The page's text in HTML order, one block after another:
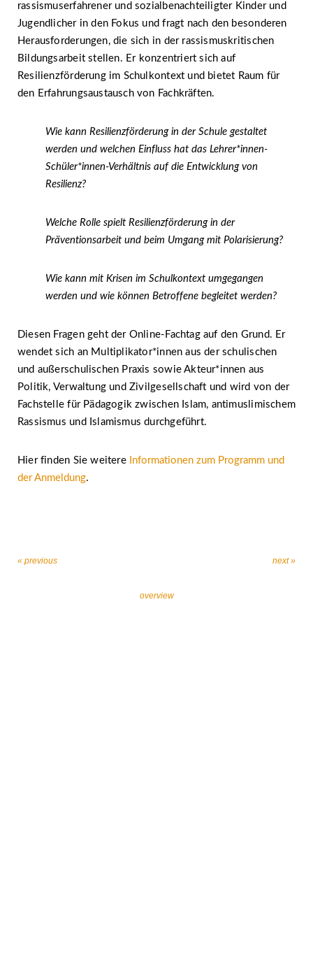
rassismuserfahrener und sozialbenachteiligter Kinder und
Jugendlicher in den Fokus und fragt nach den besonderen
Herausforderungen, die sich in der rassismuskritischen
Bildungsarbeit stellen. Er konzentriert sich auf
Resilienzförderung im Schulkontext und bietet Raum für
den Erfahrungsaustausch von Fachkräften.
Wie kann Resilienzförderung in der Schule gestaltet
werden und welchen Einfluss hat das Lehrer*innen-
Schüler*innen-Verhältnis auf die Entwicklung von
Resilienz?
Welche Rolle spielt Resilienzförderung in der
Präventionsarbeit und beim Umgang mit Polarisierung?
Wie kann mit Krisen im Schulkontext umgegangen
werden und wie können Betroffene begleitet werden?
Diesen Fragen geht der Online-Fachtag auf den Grund. Er
wendet sich an Multiplikator*innen aus der schulischen
und außerschulischen Praxis sowie Akteur*innen aus
Politik, Verwaltung und Zivilgesellschaft und wird von der
Fachstelle für Pädagogik zwischen Islam, antimuslimischem
Rassismus und Islamismus durchgeführt.
Hier finden Sie weitere Informationen zum Programm und
der Anmeldung.
« previous
overview
next »